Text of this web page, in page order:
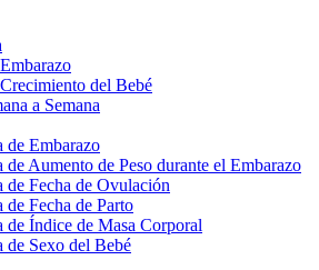
del Bebé
a Semana
de Embarazo
de Aumento de Peso durante el Embarazo
de Fecha de Ovulación
de Fecha de Parto
de Índice de Masa Corporal
de Sexo del Bebé